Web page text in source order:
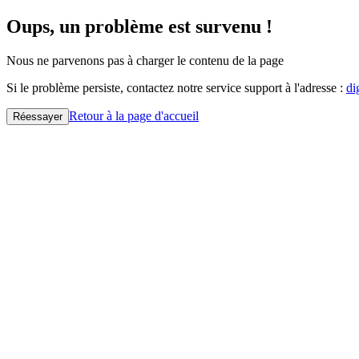
Oups, un problème est survenu !
Nous ne parvenons pas à charger le contenu de la page
Si le problème persiste, contactez notre service support à l'adresse :
Réessayer Retour à la page d'accueil